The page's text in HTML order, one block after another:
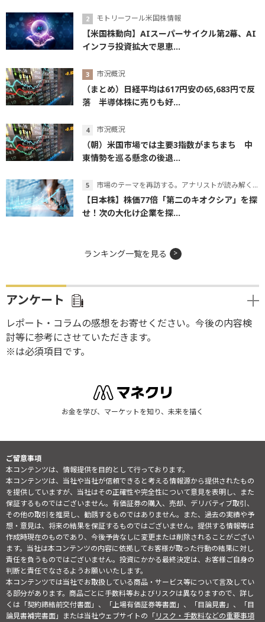
モトリーフール米国株情報
【米国株動向】AIスーパーサイクル第2幕、AI
インフラ投資拡大で恩恵...
市況概況
（まとめ）日経平均は617円安の65,683円で反
落 半導体株に売りも好...
市況概況
（朝）米国市場では主要3指数がまちまち 中
東情勢を巡る懸念の後退...
市場のテーマを再訪する。アナリストが読み解くテーマの本質
【日本株】株価77倍「第二のキオクシア」を探
せ！次の大化け企業を探...
ランキング一覧を見る
アンケート
レポート・コラムの感想をお寄せください。今後の内容検
討等に参考にさせていただきます。
※は必須項目です。
お金を学び、マーケットを知り、未来を描く
ご留意事項
本コンテンツは、情報提供を目的として行っております。
本コンテンツは、当社や当社が信頼できると考える情報源から提供されたもの
を提供していますが、当社はその正確性や完全性について意見を表明し、また
保証するものではございません。有価証券の購入、売却、デリバティブ取引、
その他の取引を推奨し、勧誘するものではありません。また、過去の実績や予
想・意見は、将来の結果を保証するものではございません。提供する情報等は
作成時現在のものであり、今後予告なしに変更または削除されることがござい
ます。当社は本コンテンツの内容に依拠してお客様が取った行動の結果に対し
責任を負うものではございません。投資にかかる最終決定は、お客様ご自身の
判断と責任でなさるようお願いいたします。
本コンテンツでは当社でお取扱している商品・サービス等について言及してい
る部分があります。商品ごとに手数料等およびリスクは異なりますので、詳し
くは「契約締結前交付書面」、「上場有価証券等書面」、「目論見書」、「目
論見書補完書面」または当社ウェブサイトの「リスク・手数料などの重要事項